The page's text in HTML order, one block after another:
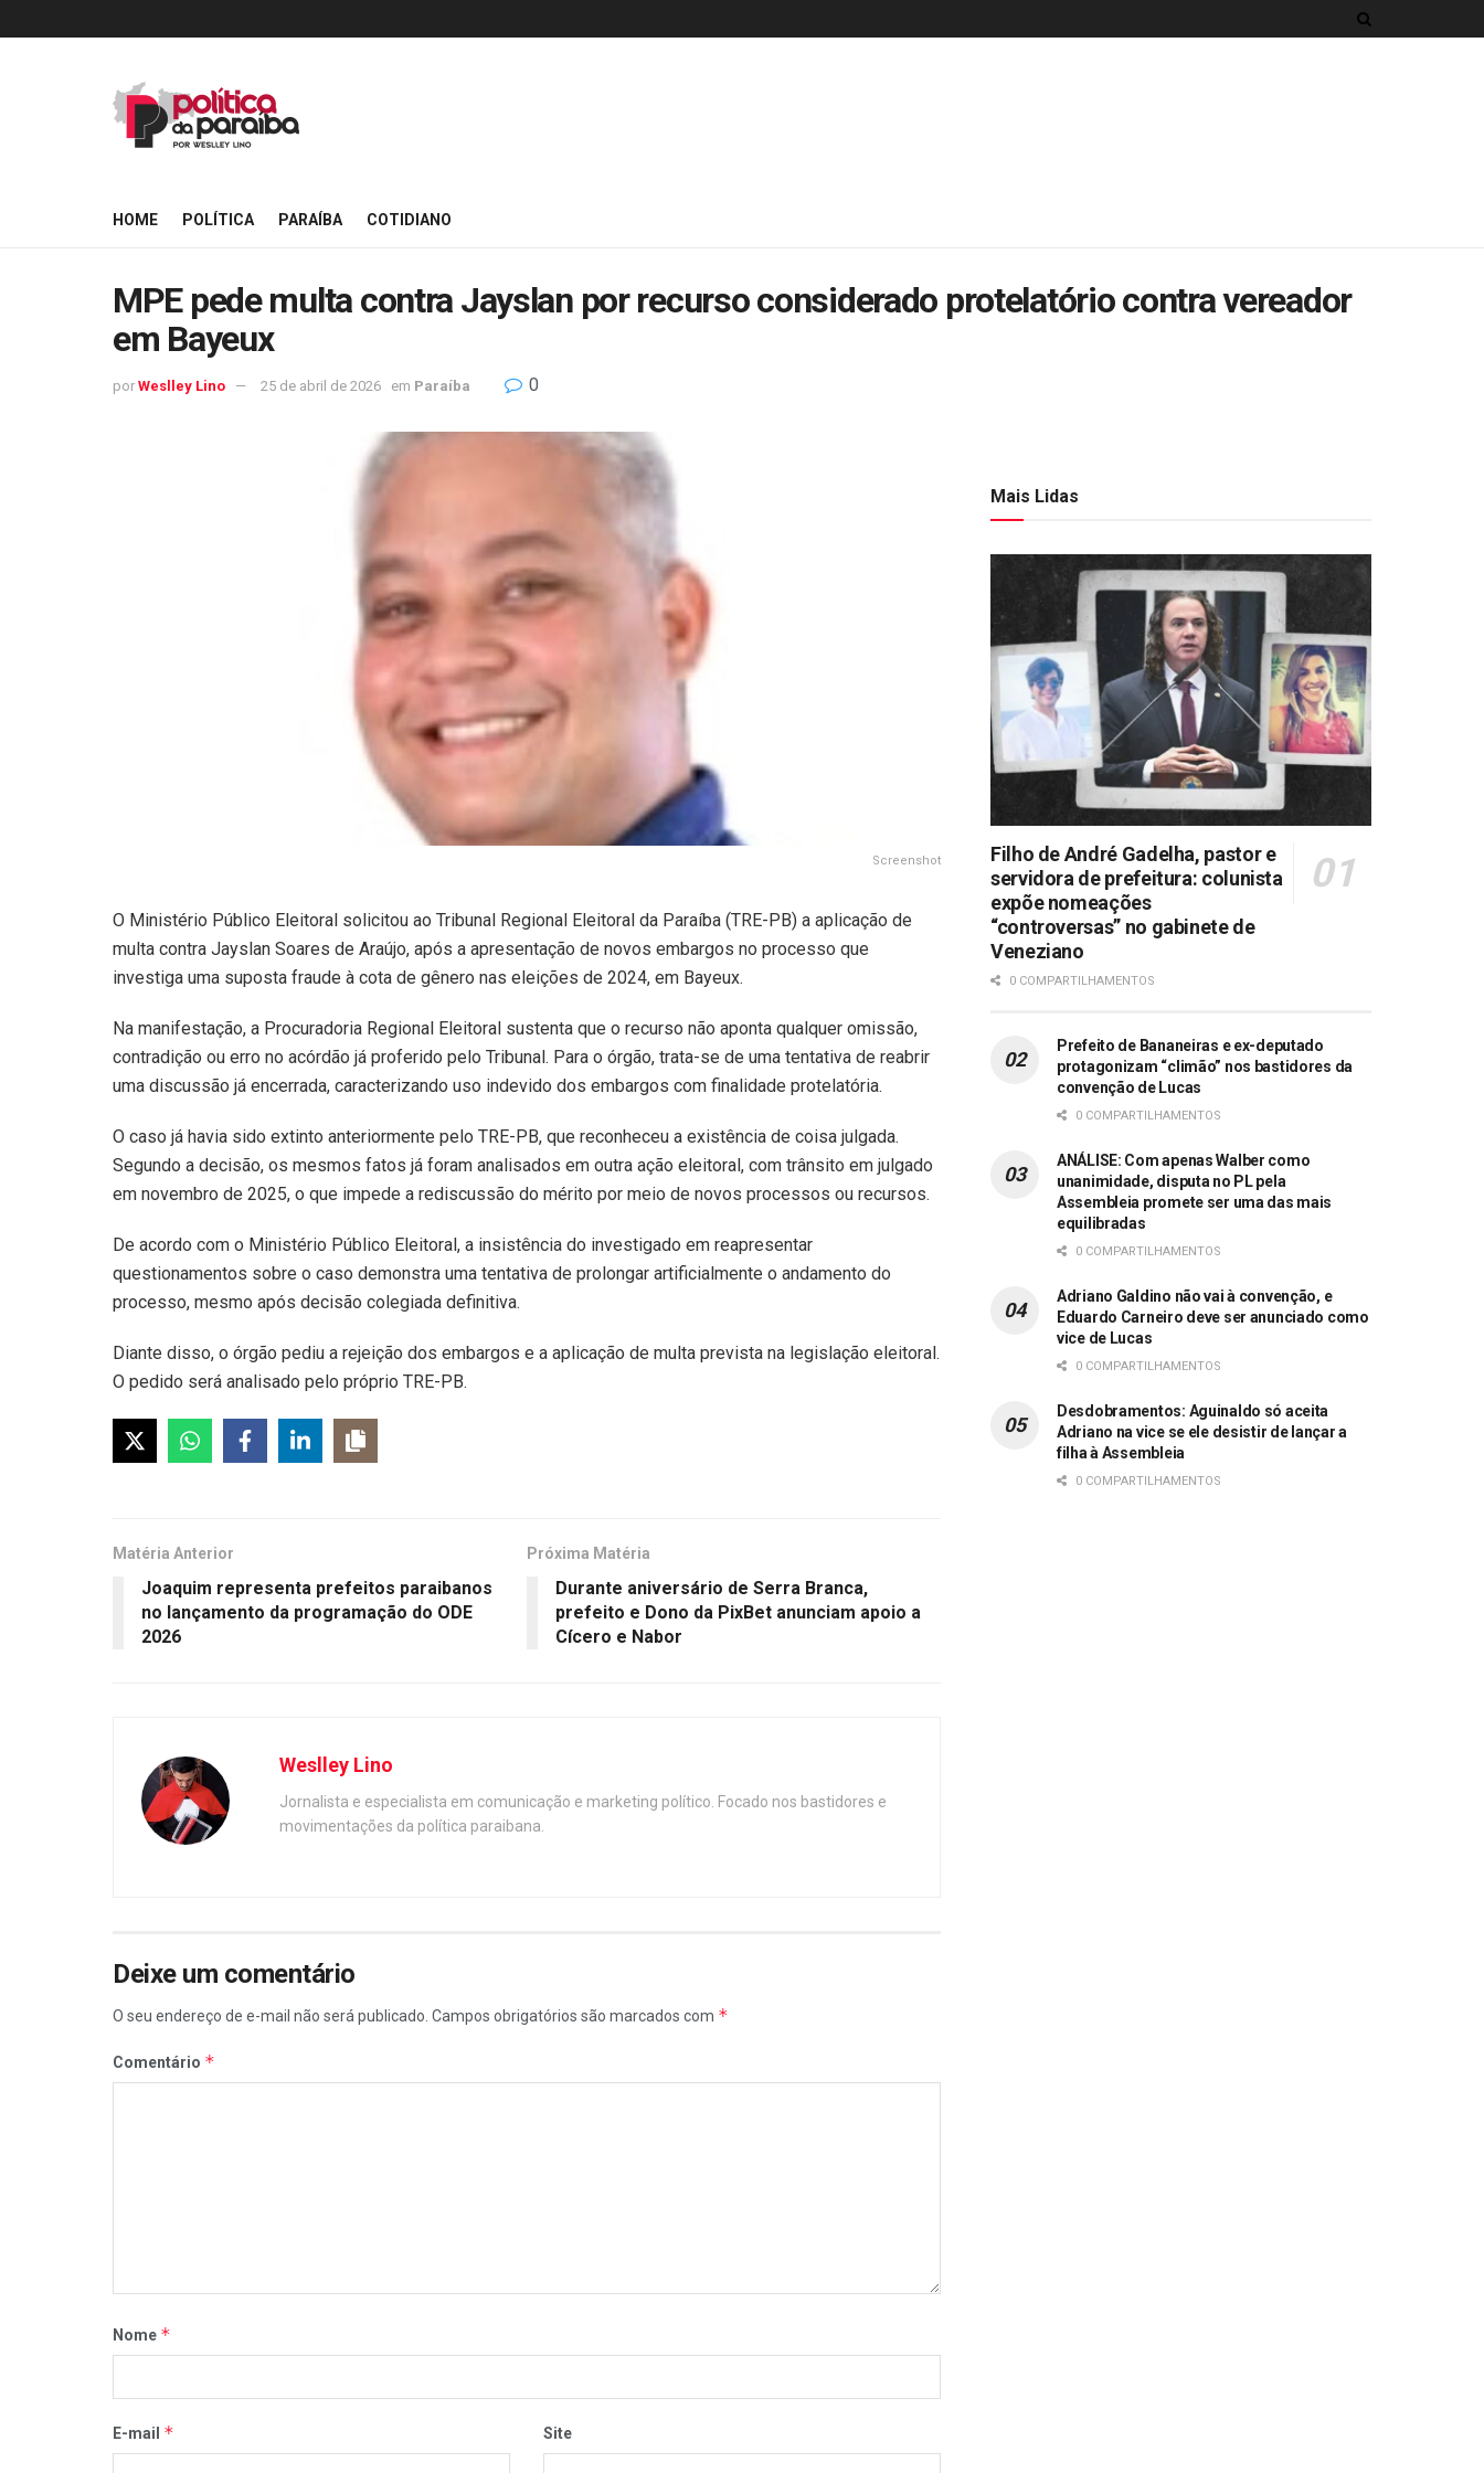
HOME POLÍTICA PARAÍBA COTIDIANO
MPE pede multa contra Jayslan por recurso considerado protelatório contra vereador
em Bayeux
por Weslley Lino 25 de abril de 2026 em Paraíba 0
Screenshot
O Ministério Público Eleitoral solicitou ao Tribunal Regional Eleitoral da Paraíba (TRE-PB) a aplicação de
multa contra Jayslan Soares de Araújo, após a apresentação de novos embargos no processo que
investiga uma suposta fraude à cota de gênero nas eleições de 2024, em Bayeux.
Na manifestação, a Procuradoria Regional Eleitoral sustenta que o recurso não aponta qualquer omissão,
contradição ou erro no acórdão já proferido pelo Tribunal. Para o órgão, trata-se de uma tentativa de reabrir
uma discussão já encerrada, caracterizando uso indevido dos embargos com finalidade protelatória.
O caso já havia sido extinto anteriormente pelo TRE-PB, que reconheceu a existência de coisa julgada.
Segundo a decisão, os mesmos fatos já foram analisados em outra ação eleitoral, com trânsito em julgado
em novembro de 2025, o que impede a rediscussão do mérito por meio de novos processos ou recursos.
De acordo com o Ministério Público Eleitoral, a insistência do investigado em reapresentar
questionamentos sobre o caso demonstra uma tentativa de prolongar artificialmente o andamento do
processo, mesmo após decisão colegiada definitiva.
Diante disso, o órgão pediu a rejeição dos embargos e a aplicação de multa prevista na legislação eleitoral.
O pedido será analisado pelo próprio TRE-PB.
Matéria Anterior
Joaquim representa prefeitos paraibanos
no lançamento da programação do ODE
2026
Próxima Matéria
Durante aniversário de Serra Branca,
prefeito e Dono da PixBet anunciam apoio a
Cícero e Nabor
Weslley Lino
Jornalista e especialista em comunicação e marketing político. Focado nos bastidores e
movimentações da política paraibana.
Deixe um comentário
O seu endereço de e-mail não será publicado. Campos obrigatórios são marcados com *
Comentário *
Nome *
E-mail * Site
Mais Lidas
Filho de André Gadelha, pastor e
servidora de prefeitura: colunista
expõe nomeações
“controversas” no gabinete de
Veneziano
0 COMPARTILHAMENTOS
Prefeito de Bananeiras e ex-deputado
protagonizam “climão” nos bastidores da
convenção de Lucas
0 COMPARTILHAMENTOS
ANÁLISE: Com apenas Walber como
unanimidade, disputa no PL pela
Assembleia promete ser uma das mais
equilibradas
0 COMPARTILHAMENTOS
Adriano Galdino não vai à convenção, e
Eduardo Carneiro deve ser anunciado como
vice de Lucas
0 COMPARTILHAMENTOS
Desdobramentos: Aguinaldo só aceita
Adriano na vice se ele desistir de lançar a
filha à Assembleia
0 COMPARTILHAMENTOS